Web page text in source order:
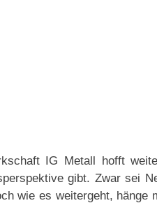
IG Metall hofft
gibt. Zwar sei
wie es weitergeht, hänge